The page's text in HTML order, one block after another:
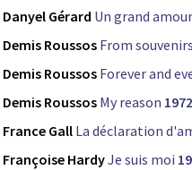
Danyel Gérard Un grand amour
Demis Roussos From
Demis Roussos Forever and
Demis Roussos My reason 1972
France Gall La déclaration
Françoise HardyJe suis moi